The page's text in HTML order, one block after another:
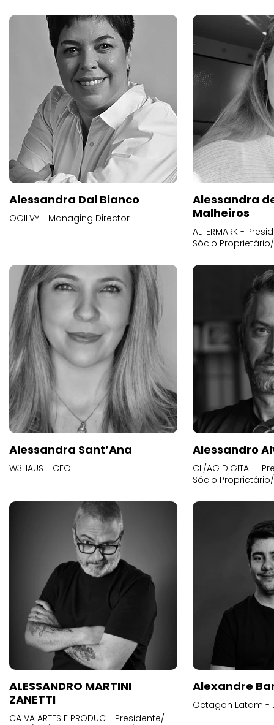
Alessandra Dal Bianco
OGILVY - Managing Director
Alessandra
Malheiros
ALTERMARK -
Sócio
Alessandra Sant’Ana
W3HAUS - CEO
Alessandro
CL/AG DIGITAL -
Sócio
ALESSANDRO MARTINI
ZANETTI
CA VA ARTES E PRODUC - Presidente/
Alexandre
Octagon Latam -